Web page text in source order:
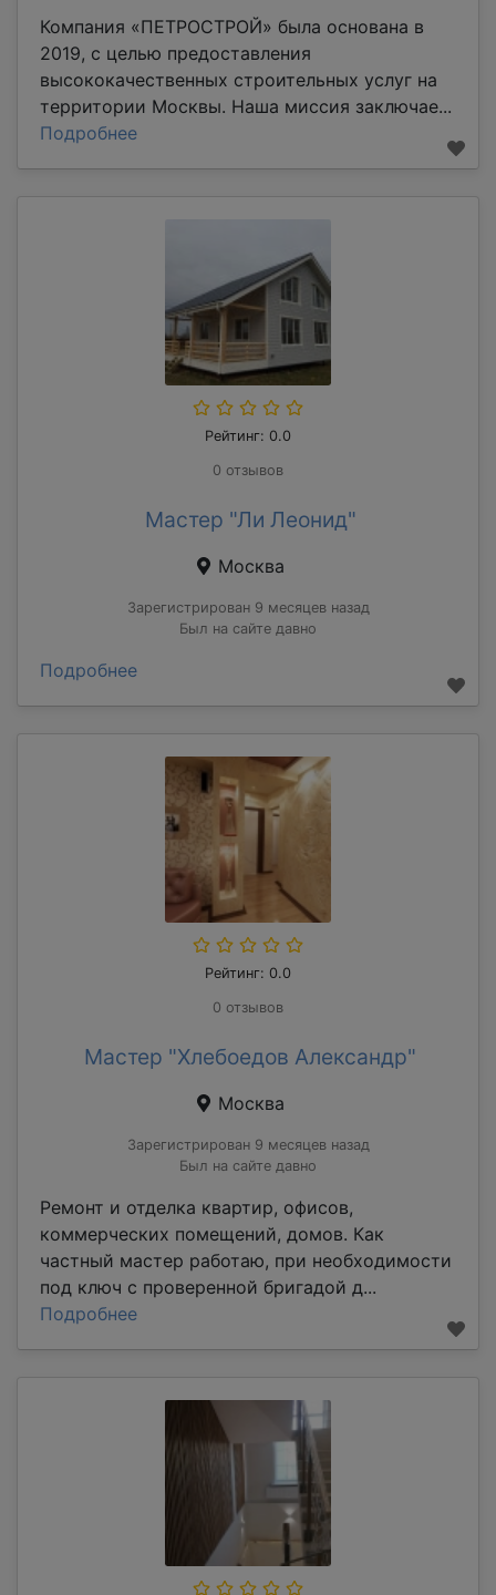
Компания «ПЕТРОСТРОЙ» была основана в
2019, с целью предоставления
высококачественных строительных услуг на
территории Москвы. Наша миссия заключае...
Подробнее
Рейтинг: 0.0
0 отзывов
Мастер "Ли Леонид"
Москва
Зарегистрирован 9 месяцев назад
Был на сайте давно
Подробнее
Рейтинг: 0.0
0 отзывов
Мастер "Хлебоедов Александр"
Москва
Зарегистрирован 9 месяцев назад
Был на сайте давно
Ремонт и отделка квартир, офисов,
коммерческих помещений, домов. Как
частный мастер работаю, при необходимости
под ключ с проверенной бригадой д...
Подробнее